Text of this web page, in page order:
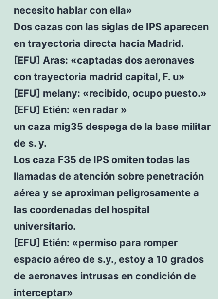
necesito hablar con ella»
Dos cazas con las siglas de IPS aparecen
en trayectoria directa hacia Madrid.
[EFU] Aras: «captadas dos aeronaves
con trayectoria madrid capital, F. u»
[EFU] melany: «recibido, ocupo puesto.»
[EFU] Etién: «en radar »
un caza mig35 despega de la base militar
de s. y.
Los caza F35 de IPS omiten todas las
llamadas de atención sobre penetración
aérea y se aproximan peligrosamente a
las coordenadas del hospital
universitario.
[EFU] Etién: «permiso para romper
espacio aéreo de s.y., estoy a 10 grados
de aeronaves intrusas en condición de
interceptar»